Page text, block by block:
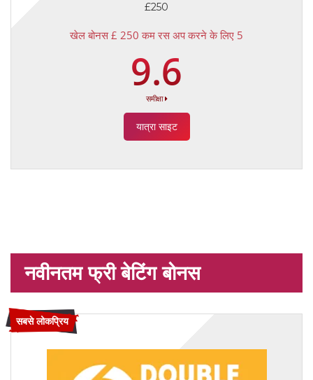
£250
खेल बोनस £ 250 कम रस अप करने के लिए 5
9.6
समीक्षा
यात्रा साइट
नवीनतम फ्री बेटिंग बोनस
सबसे लोकप्रिय